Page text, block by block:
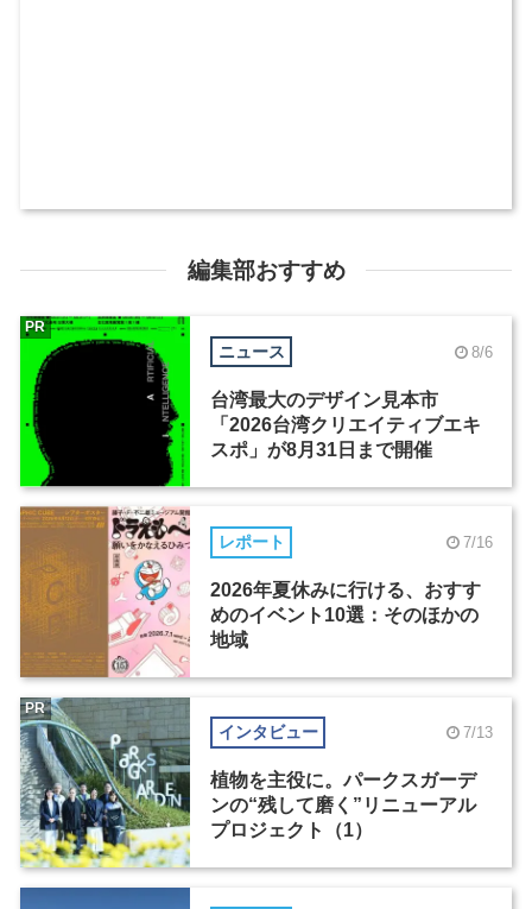
編集部おすすめ
ニュース 8/6
台湾最大のデザイン見本市
「2026台湾クリエイティブエキ
スポ」が8月31日まで開催
PR
レポート 7/16
2026年夏休みに行ける、おすす
めのイベント10選：そのほかの
地域
インタビュー 7/13
植物を主役に。パークスガーデ
ンの“残して磨く”リニューアル
プロジェクト（1）
PR